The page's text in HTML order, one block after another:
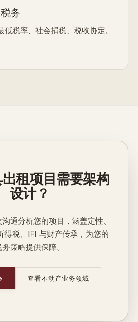
务
税率、社会捐税、税收协定。
租项目需要架构
设计？
通分析您的项目，涵盖定性、
得税、IFI 与财产传承，为您的
务策略提供保障。
查看不动产业务领域